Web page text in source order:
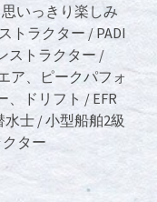
いっきり楽しみ
トラクター / PADI
ストラクター /
ア、ピークパフォ
、ドリフト / EFR
士 / 小型船舶2級
ター